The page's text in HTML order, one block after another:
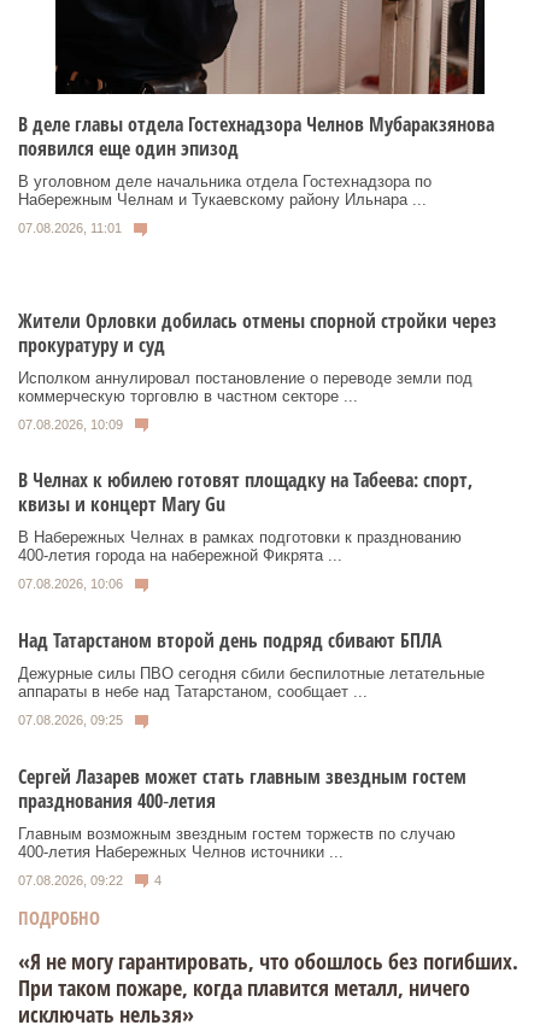
В деле главы отдела Гостехнадзора Челнов Мубаракзянова
появился еще один эпизод
В уголовном деле начальника отдела Гостехнадзора по
Набережным Челнам и Тукаевскому району Ильнара ...
07.08.2026, 11:01
Жители Орловки добилась отмены спорной стройки через
прокуратуру и суд
Исполком аннулировал постановление о переводе земли под
коммерческую торговлю в частном секторе ...
07.08.2026, 10:09
В Челнах к юбилею готовят площадку на Табеева: спорт,
квизы и концерт Mary Gu
В Набережных Челнах в рамках подготовки к празднованию
400‑летия города на набережной Фикрята ...
07.08.2026, 10:06
Над Татарстаном второй день подряд сбивают БПЛА
Дежурные силы ПВО сегодня сбили беспилотные летательные
аппараты в небе над Татарстаном, сообщает ...
07.08.2026, 09:25
Сергей Лазарев может стать главным звездным гостем
празднования 400‑летия
Главным возможным звездным гостем торжеств по случаю
400‑летия Набережных Челнов источники ...
07.08.2026, 09:22 4
ПОДРОБНО
«Я не могу гарантировать, что обошлось без погибших.
При таком пожаре, когда плавится металл, ничего
исключать нельзя»